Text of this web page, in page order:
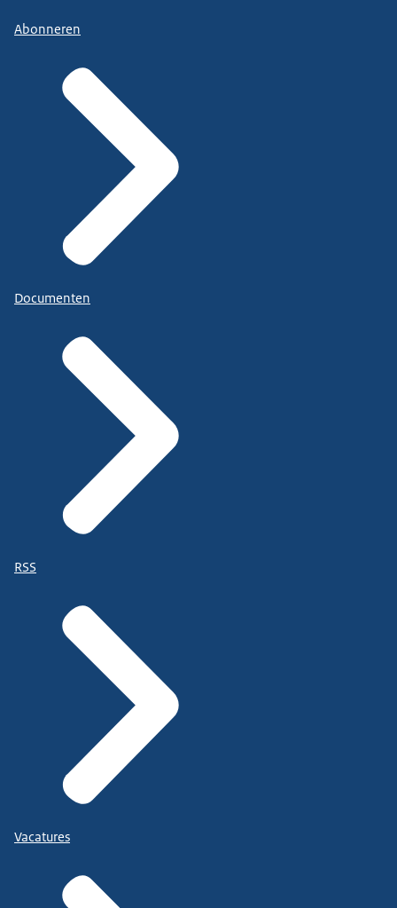
Abonneren
Documenten
RSS
Vacatures